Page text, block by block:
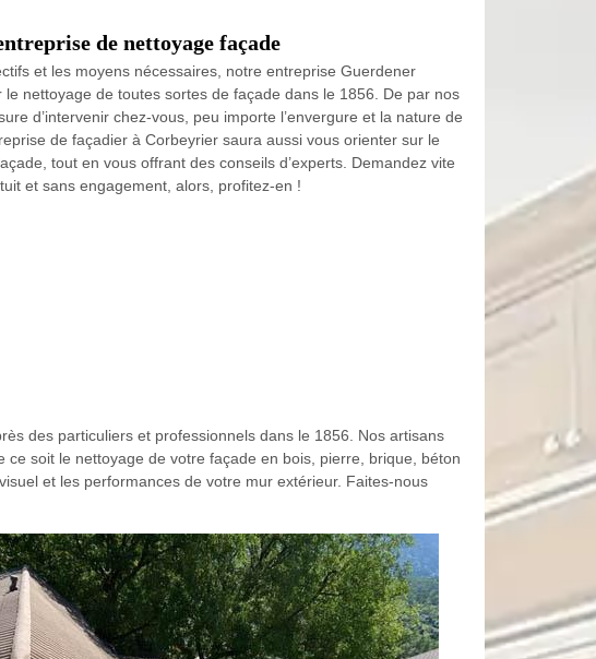
de nettoyage façade
et les moyens nécessaires, notre entreprise Guerdener
nettoyage de toutes sortes de façade dans le 1856. De par nos
d’intervenir chez-vous, peu importe l’envergure et la nature de
de façadier à Corbeyrier saura aussi vous orienter sur le
tout en vous offrant des conseils d’experts. Demandez vite
et sans engagement, alors, profitez-en !
des particuliers et professionnels dans le 1856. Nos artisans
soit le nettoyage de votre façade en bois, pierre, brique, béton
et les performances de votre mur extérieur. Faites-nous